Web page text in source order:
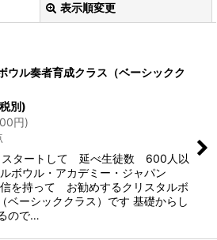
表示順変更
ウル奏者育成クラス（ベーシックク
別)
円)
スタートして 延べ生徒数 600人以
ボウル・アカデミー・ジャパン
信を持って お勧めするクリスタルボ
ベーシッククラス）です 基礎からし
ので…